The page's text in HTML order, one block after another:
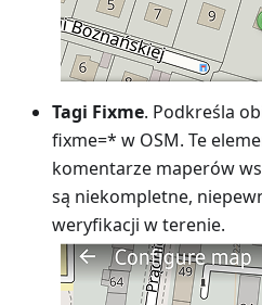
Tagi Fixme. Podkreśla
fixme=* w OSM. Te
komentarze maperów
są niekompletne,
weryfikacji w terenie.